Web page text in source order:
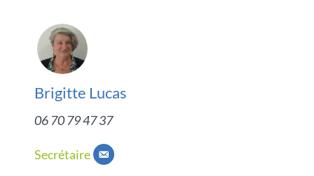
Brigitte Lucas
06 70 79 47 37
Secrétaire